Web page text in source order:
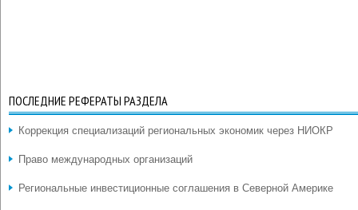
ПОСЛЕДНИЕ РЕФЕРАТЫ РАЗДЕЛА
Коррекция специализаций региональных экономик через НИОКР
Право международных организаций
Региональные инвестиционные соглашения в Северной Америке